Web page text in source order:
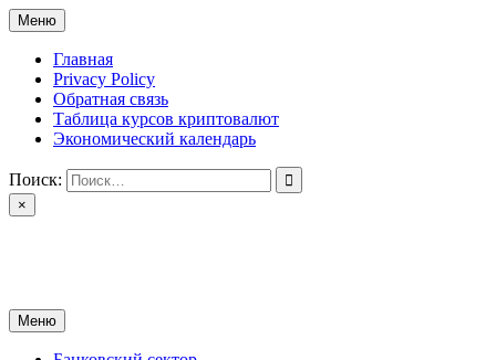
Перейти
к
содержимому
Меню
Главная
Privacy Policy
Обратная связь
Таблица курсов криптовалют
Экономический календарь
Поиск:
×
Меню